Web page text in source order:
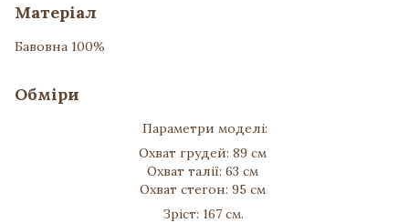
Матеріал
Бавовна 100%
Обміри
Параметри моделі:
Охват грудей: 89 см
Охват талії: 63 см
Охват стегон: 95 см
Зріст: 167 см.